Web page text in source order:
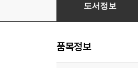
도서정보
품목정보